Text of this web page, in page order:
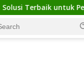
untuk Pemula yang